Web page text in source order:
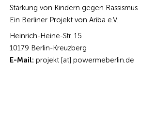
Stärkung von Kindern gegen Rassismus
Ein Berliner Projekt von Ariba e.V.
Heinrich-Heine-Str. 15
10179 Berlin-Kreuzberg
E-Mail: projekt [at] powermeberlin.de